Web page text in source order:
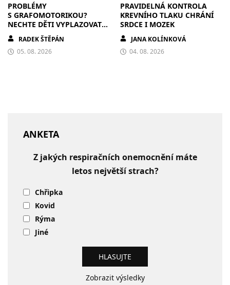
PROBLÉMY
S GRAFOMOTORIKOU?
NECHTE DĚTI VYPLAZOVAT
JAZYK A MALOVAT PO
ZDECHRADEK ŠTĚPÁN
05. 08. 2026
PRAVIDELNÁ KONTROLA
KREVNÍHO TLAKU CHRÁNÍ
SRDCE I MOZEK
JANA KOLÍNKOVÁ
04. 08. 2026
ANKETA
Z jakých respiračních onemocnění máte
letos největší strach?
Chřipka
Kovid
Rýma
Jiné
Zobrazit výsledky